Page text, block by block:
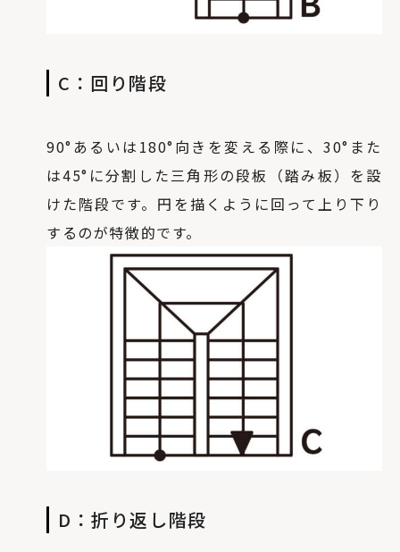
C：回り階段
90°あるいは180°向きを変える際に、30°また
は45°に分割した三角形の段板（踏み板）を設
けた階段です。円を描くように回って上り下り
するのが特徴的です。
D：折り返し階段